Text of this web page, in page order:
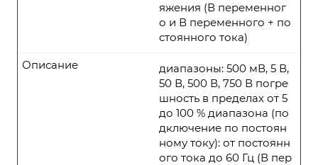
яжения (В переменног
о и В переменного + по
стоянного тока)
диапазоны: 500 мВ, 5 В,
50 В, 500 В, 750 В погре
шность в пределах от 5
до 100 % диапазона (по
дключение по постоян
ному току): от постоянн
ого тока до 60 Гц (В пер
Описание